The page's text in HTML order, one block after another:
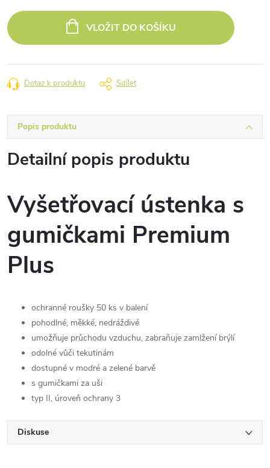
cena:
VLOŽIT DO KOŠÍKU
Dotaz k produktu Sdílet
Popis produktu
Detailní popis produktu
Vyšetřovací ústenka s
gumičkami Premium
Plus
ochranné roušky 50 ks v balení
pohodlné, měkké, nedráždivé
umožňuje průchodu vzduchu, zabraňuje zamlžení brýlí
odolné vůči tekutinám
dostupné v modré a zelené barvě
s gumičkami za uši
typ II, úroveň ochrany 3
Diskuse